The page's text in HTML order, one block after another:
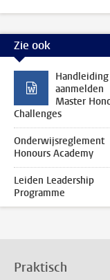
Zie ook
Handleiding
aanmelden
Master
Challenges
Onderwijsreglement
Honours Academy
Leiden Leadership
Programme
Praktisch